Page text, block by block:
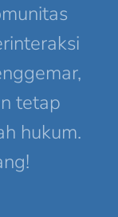
tetap
hukum.